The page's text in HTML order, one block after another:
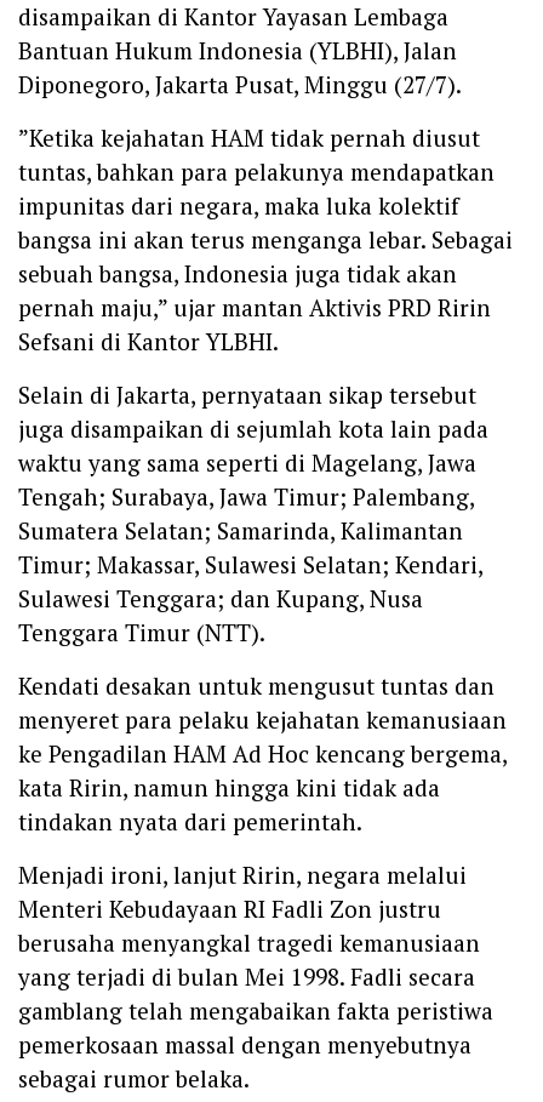
disampaikan di Kantor Yayasan Lembaga
Bantuan Hukum Indonesia (YLBHI), Jalan
Diponegoro, Jakarta Pusat, Minggu (27/7).
‎”Ketika kejahatan HAM tidak pernah diusut
tuntas, bahkan para pelakunya mendapatkan
impunitas dari negara, maka luka kolektif
bangsa ini akan terus menganga lebar. Sebagai
sebuah bangsa, Indonesia juga tidak akan
pernah maju,” ujar mantan Aktivis PRD Ririn
Sefsani di Kantor YLBHI.
‎Selain di Jakarta, pernyataan sikap tersebut
juga disampaikan di sejumlah kota lain pada
waktu yang sama seperti di Magelang, Jawa
Tengah; Surabaya, Jawa Timur; Palembang,
Sumatera Selatan; Samarinda, Kalimantan
Timur; Makassar, Sulawesi Selatan; Kendari,
Sulawesi Tenggara; dan Kupang, Nusa
Tenggara Timur (NTT).
‎Kendati desakan untuk mengusut tuntas dan
menyeret para pelaku kejahatan kemanusiaan
ke Pengadilan HAM Ad Hoc kencang bergema,
kata Ririn, namun hingga kini tidak ada
tindakan nyata dari pemerintah.
‎Menjadi ironi, lanjut Ririn, negara melalui
Menteri Kebudayaan RI Fadli Zon justru
berusaha menyangkal tragedi kemanusiaan
yang terjadi di bulan Mei 1998. Fadli secara
gamblang telah mengabaikan fakta peristiwa
pemerkosaan massal dengan menyebutnya
sebagai rumor belaka.